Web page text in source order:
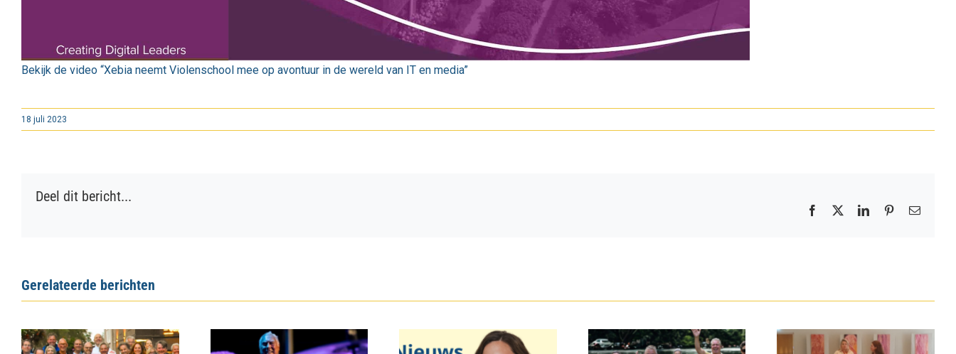
Bekijk de video “Xebia neemt Violenschool mee op avontuur in de wereld van IT en media”
18 juli 2023
Deel dit bericht...
Facebook LinkedInPinterest
E-
Gerelateerde berichten